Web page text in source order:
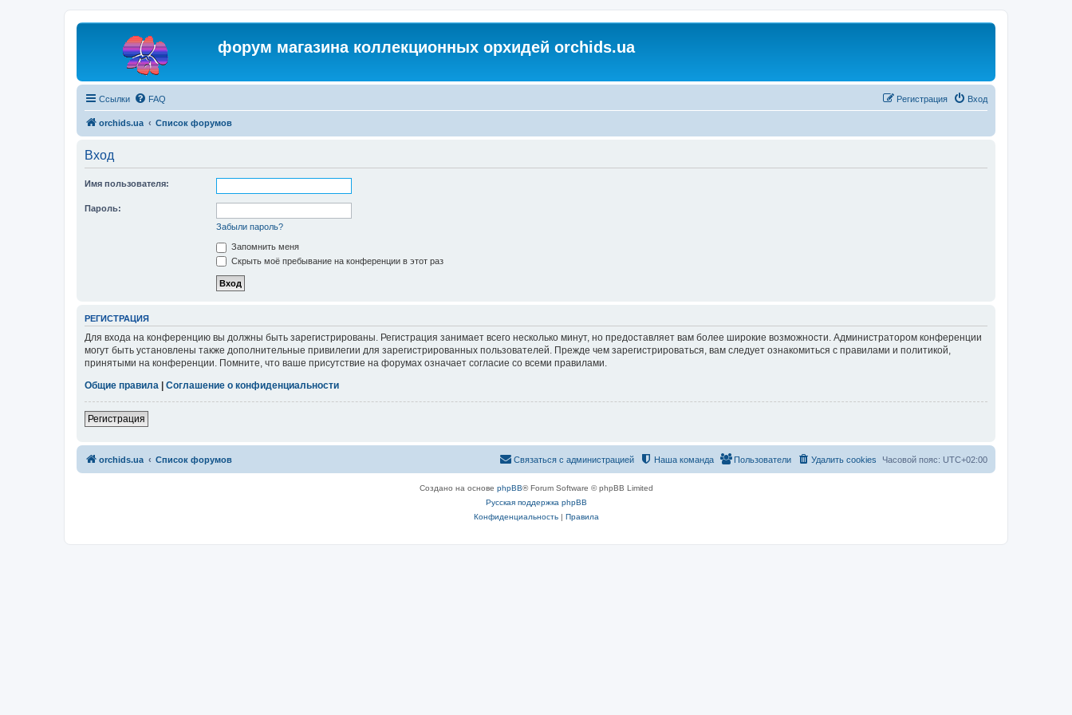
форум магазина коллекционных орхидей orchids.ua
Ссылки FAQ Вход
Регистрация
orchids.ua Список форумов
Вход
Имя пользователя:
Пароль:
Забыли пароль?
Запомнить меня
Скрыть моё пребывание на конференции в этот раз
РЕГИСТРАЦИЯ
Для входа на конференцию вы должны быть зарегистрированы. Регистрация занимает всего несколько минут, но предоставляет вам более широкие возможности. Администратором конференции
могут быть установлены также дополнительные привилегии для зарегистрированных пользователей. Прежде чем зарегистрироваться, вам следует ознакомиться с правилами и политикой,
принятыми на конференции. Помните, что ваше присутствие на форумах означает согласие со всеми правилами.
Общие правила | Соглашение о конфиденциальности
Регистрация
orchids.ua Список форумов Часовой пояс: UTC+02:00
Удалить cookies
Пользователи
Наша команда
Связаться с администрацией
Создано на основе phpBB® Forum Software © phpBB Limited
Русская поддержка phpBB
Конфиденциальность| Правила